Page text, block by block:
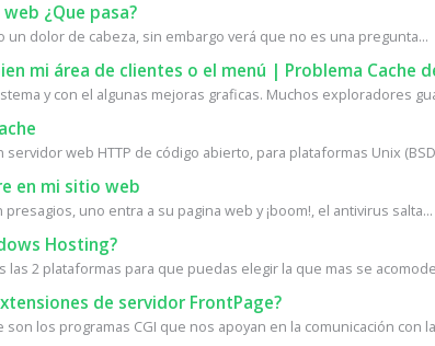
¿Que pasa?
un dolor de cabeza, sin embargo verá que no es una pregunta...
mi área de clientes o el menú | Problema Cache
y con el algunas mejoras graficas. Muchos exploradores
servidor web HTTP de código abierto, para plataformas Unix
en mi sitio web
uno entra a su pagina web y ¡boom!, el antivirus salta...
Hosting?
las 2 plataformas para que puedas elegir la que mas se
de servidor FrontPage?
los programas CGI que nos apoyan en la comunicación con